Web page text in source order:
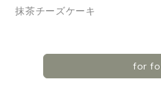
抹茶チーズケーキ
for